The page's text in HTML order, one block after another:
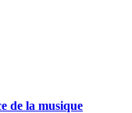
de la musique